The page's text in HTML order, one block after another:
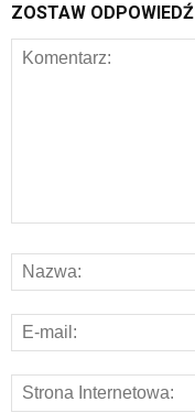
ZOSTAW ODPOWIEDŹ